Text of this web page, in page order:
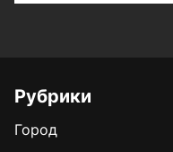
Рубрики
Город